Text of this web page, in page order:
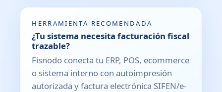
HERRAMIENTA RECOMENDADA
¿Tu sistema necesita facturación fiscal
trazable?
Fisnodo conecta tu ERP, POS, ecommerce
o sistema interno con autoimpresión
autorizada y factura electrónica SIFEN/e-